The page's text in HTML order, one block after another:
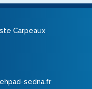
Carpeaux
sedna.fr